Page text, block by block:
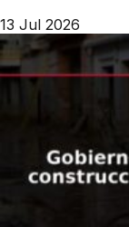
13 Jul 2026